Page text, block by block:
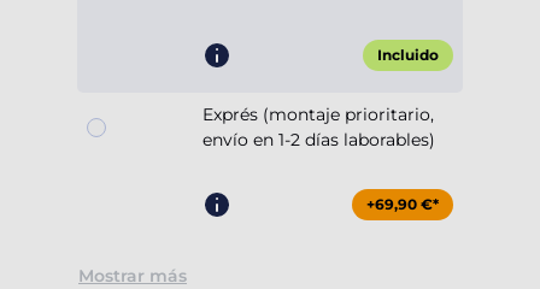
Incluido
Exprés (montaje prioritario,
envío en 1-2 días laborables)
+69,90 €*
Mostrar más